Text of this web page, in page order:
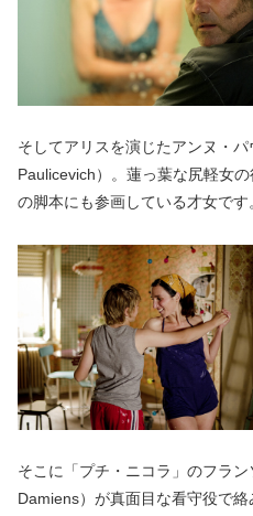
そしてアリスを演じたアンヌ・
Paulicevich）。蓮っ葉な尻軽女
の脚本にも参画している才女です
そこに「プチ・ニコラ」のフラ
Damiens）が真面目な看守役で